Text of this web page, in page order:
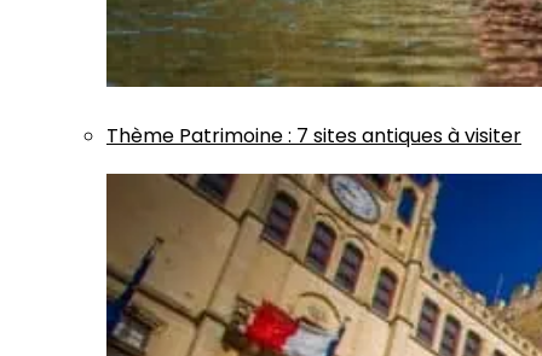
Thème Patrimoine: 7 sites antiques à visiter